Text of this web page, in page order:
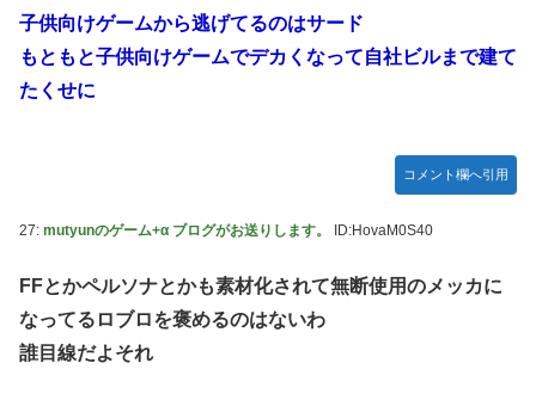
子供向けゲームから逃げてるのはサード
もともと子供向けゲームでデカくなって自社ビルまで建て
たくせに
コメント欄へ引用
27: mutyunのゲーム+α ブログがお送りします。 ID:HovaM0S40
FFとかペルソナとかも素材化されて無断使用のメッカに
なってるロブロを褒めるのはないわ
誰目線だよそれ